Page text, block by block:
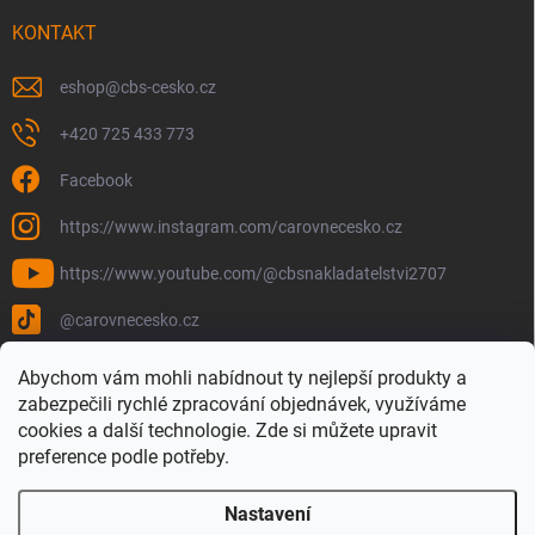
Abychom vám mohli nabídnout ty nejlepší produkty a
zabezpečili rychlé zpracování objednávek, využíváme
cookies a další technologie. Zde si můžete upravit
preference podle potřeby.
Nastavení
KONTAKT
eshop@cbs-cesko.cz
+420 725 433 773
Facebook
https://www.instagram.com/carovnecesko.cz
https://www.youtube.com/@cbsnakladatelstvi2707
@carovnecesko.cz